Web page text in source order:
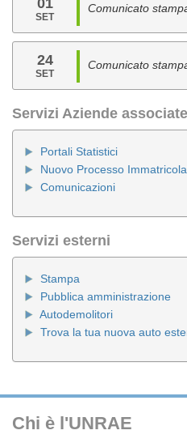
01
SET
Comunicato
24
SET
Comunicato
Servizi Aziende associate
Portali Statistici
Nuovo Processo
Comunicazioni
Servizi esterni
Stampa
Pubblica amministrazione
Autodemolitori
Trova la tua nuova auto
Chi è l'UNRAE